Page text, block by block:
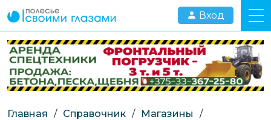
Вход
Главная / Справочник / Магазины
/